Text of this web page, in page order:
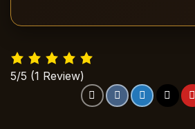
5/5 (1 Review)